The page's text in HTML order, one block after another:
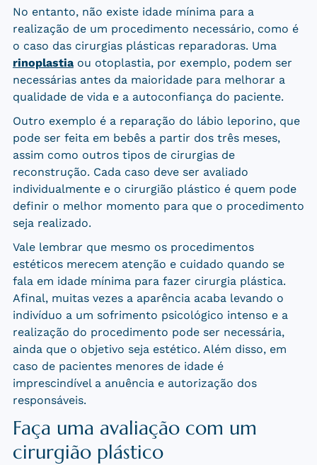
No entanto, não existe idade mínima para a
realização de um procedimento necessário, como é
o caso das cirurgias plásticas reparadoras. Uma
rinoplastiaou otoplastia, por exemplo, podem ser
necessárias antes da maioridade para melhorar a
qualidade de vida e a autoconfiança do paciente.
Outro exemplo é a reparação do lábio leporino, que
pode ser feita em bebês a partir dos três meses,
assim como outros tipos de cirurgias de
reconstrução. Cada caso deve ser avaliado
individualmente e o cirurgião plástico é quem pode
definir o melhor momento para que o procedimento
seja realizado.
Vale lembrar que mesmo os procedimentos
estéticos merecem atenção e cuidado quando se
fala em idade mínima para fazer cirurgia plástica.
Afinal, muitas vezes a aparência acaba levando o
indivíduo a um sofrimento psicológico intenso e a
realização do procedimento pode ser necessária,
ainda que o objetivo seja estético. Além disso, em
caso de pacientes menores de idade é
imprescindível a anuência e autorização dos
responsáveis.
Faça uma avaliação com um
cirurgião plástico